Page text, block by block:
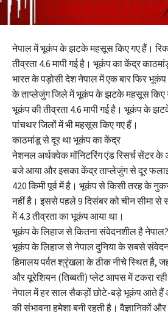
नेपाल में भूकंप के झटके महसूस किए गए हैं।
तीव्रता 4.6 मापी गई है। भूकंप का केंद्र
भारत के पड़ोसी देश नेपाल में एक बार फिर भूकंप
के ताप्लेजुंग जिले में भूकंप के झटके महसूस किए
भूकंप की तीव्रता 4.6 मापी गई है। भूकंप के
पांचथर जिलों में भी महसूस किए गए हैं।
काठमांडू से दूर था भूकंप का केंद्र
नेशनल अर्थक्वेक मॉनिटरिंग एंड रिसर्च सेंटर
बजे आया और इसका केंद्र ताप्लेजुंग से दूर
420 किमी पूर्व में है। भूकंप से किसी तरह के
नहीं है। इससे पहले 9 दिसंबर को चीन सीमा से
में 4.3 तीव्रता का भूकंप आया था।
भूकंप के लिहाज से कितना संवेदनशील है नेपाल?
भूकंप के लिहाज से नेपाल दुनिया के सबसे
हिमालय पर्वत श्रृंखला के ठीक नीचे स्थित है,
और यूरेशियन (तिब्बती) प्लेट आपस में टकरा
नेपाल में हर साल सैकड़ों छोटे-बड़े भूकंप आते हैं
की संभावना हमेशा बनी रहती है। वैज्ञानिकों